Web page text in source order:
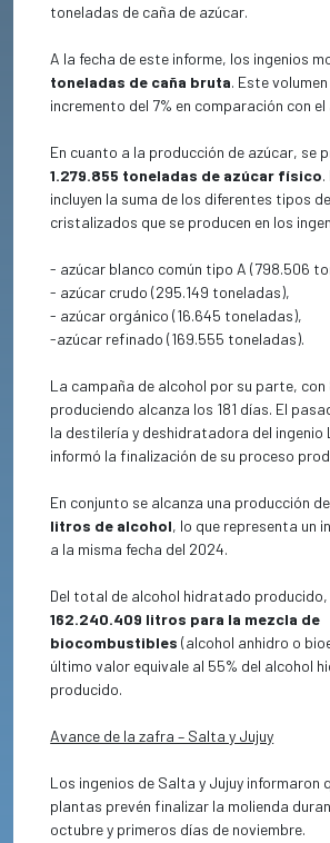
toneladas de caña de azúcar.
A la fecha de este informe, los ingenios
toneladas de caña bruta. Este
incremento del 7% en comparación con
En cuanto a la producción de azúcar, se
1.279.855 toneladas de azúcar físico
incluyen la suma de los diferentes tipos
cristalizados que se producen en los
- azúcar blanco común tipo A (798.506
- azúcar crudo (295.149 toneladas),
- azúcar orgánico (16.645 toneladas),
-azúcar refinado (169.555 toneladas).
La campaña de alcohol por su parte,
produciendo alcanza los 181 días. El
la destilería y deshidratadora del ingenio
informó la finalización de su proceso
En conjunto se alcanza una producción de
litros de alcohol, lo que representa un
a la misma fecha del 2024.
Del total de alcohol hidratado
162.240.409 litros para la mezcla de
biocombustibles (alcohol anhidro o
último valor equivale al 55% del alcohol
producido.
Avance de la zafra – Salta y Jujuy
Los ingenios de Salta y Jujuy informaron
plantas prevén finalizar la molienda
octubre y primeros días de noviembre.